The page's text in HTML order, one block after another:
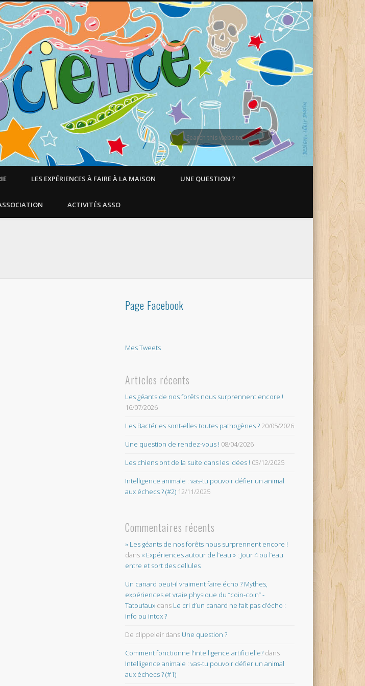
LES EXPÉRIENCES À FAIRE À LA MAISON UNE QUESTION ?
ACTIVITÉS ASSO
Page Facebook
Mes Tweets
Articles récents
Les géants de nos forêts nous surprennent encore !
16/07/2026
Les Bactéries sont-elles toutes pathogènes ?20/05/2026
Une question de rendez-vous ! 08/04/2026
Les chiens ont de la suite dans les idées ! 03/12/2025
Intelligence animale : vas-tu pouvoir défier un animal
aux échecs ? (#2) 12/11/2025
Commentaires récents
» Les géants de nos forêts nous surprennent encore !
dans « Expériences autour de l’eau » : Jour 4 ou l’eau
entre et sort des cellules
Un canard peut-il vraiment faire écho ? Mythes,
expériences et vraie physique du “coin-coin” -
Tatoufaux dans Le cri d’un canard ne fait pas d’écho :
info ou intox ?
De clippeleir dans Une question ?
Comment fonctionne l'intelligence artificielle? dans
Intelligence animale : vas-tu pouvoir défier un animal
aux échecs ? (#1)